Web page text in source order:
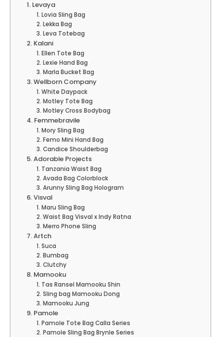
1. Levaya
1. Lovia Sling Bag
2. Lekka Bag
3. Leva Totebag
2. Kalani
1. Ellen Tote Bag
2. Lexie Hand Bag
3. Marla Bucket Bag
3. Wellborn Company
1. White Daypack
2. Motley Tote Bag
3. Motley Cross Bodybag
4. Femmebravile
1. Mory Sling Bag
2. Femo Mini Hand Bag
3. Candice Shoulderbag
5. Adorable Projects
1. Tanzania Waist Bag
2. Avada Bag Colorblock
3. Arunny Sling Bag Hologram
6. Visval
1. Maru Sling Bag
2. Waist Bag Visval x Indy Ratna
3. Merro Phone Sling
7. Artch
1. Suca
2. Bumbag
3. Clutchy
8. Mamooku
1. Tas Ransel Mamooku Shin
2. Sling bag Mamooku Dong
3. Mamooku Jung
9. Pamole
1. Pamole Tote Bag Calla Series
2. Pamole Sling Bag Brynle Series